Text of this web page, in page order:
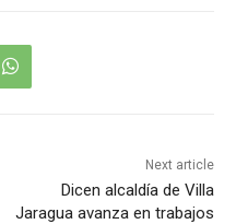
Next article
Dicen alcaldía de Villa
Jaragua avanza en trabajos